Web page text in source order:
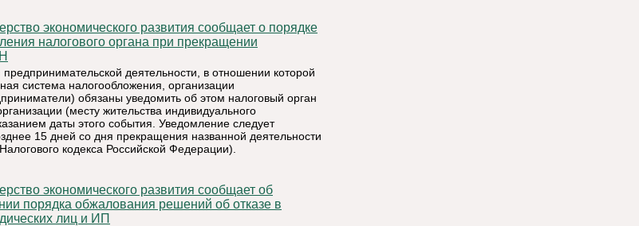
налогового органа при прекращении
деятельности, в отношении которой
система налогообложения, организации
обязаны уведомить об этом налоговый орган
(месту жительства индивидуального
даты этого события. Уведомление следует
15 дней со дня прекращения названной деятельности
кодекса Российской Федерации).
порядка обжалования решений об отказе в
лиц и ИП